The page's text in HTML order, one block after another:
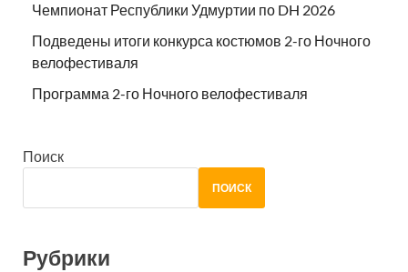
Чемпионат Республики Удмуртии по DH 2026
Подведены итоги конкурса костюмов 2-го Ночного
велофестиваля
Программа 2-го Ночного велофестиваля
Поиск
ПОИСК
Рубрики